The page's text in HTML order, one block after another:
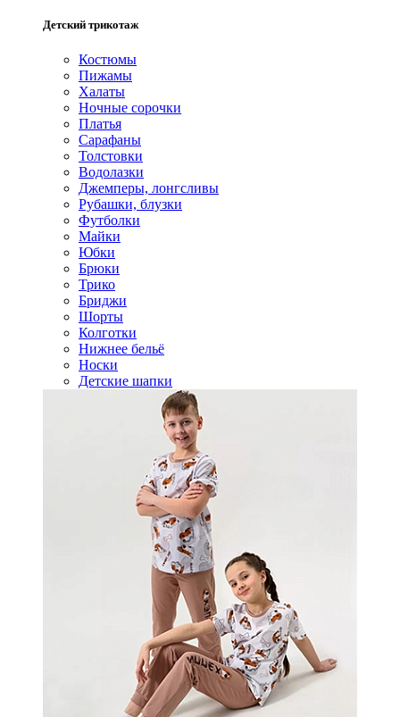
Детский трикотаж
Костюмы
Пижамы
Халаты
Ночные сорочки
Платья
Сарафаны
Толстовки
Водолазки
Джемперы, лонгсливы
Рубашки, блузки
Футболки
Майки
Юбки
Брюки
Трико
Бриджи
Шорты
Колготки
Нижнее бельё
Носки
Детские шапки